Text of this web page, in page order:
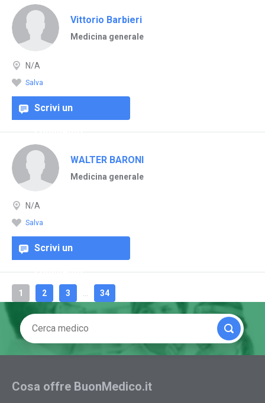
Vittorio Barbieri
Medicina generale
N/A
Salva
Scrivi un
commento
WALTER BARONI
Medicina generale
N/A
Salva
Scrivi un
commento
1 2 3 34
Cosa offre BuonMedico.it